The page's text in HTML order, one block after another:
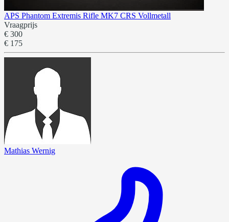
APS Phantom Extremis Rifle MK7 CRS Vollmetall
Vraagprijs
€ 300
€ 175
Mathias Wernig